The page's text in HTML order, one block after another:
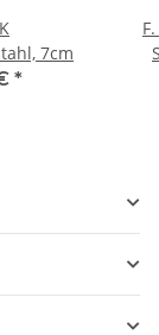
7cm
*